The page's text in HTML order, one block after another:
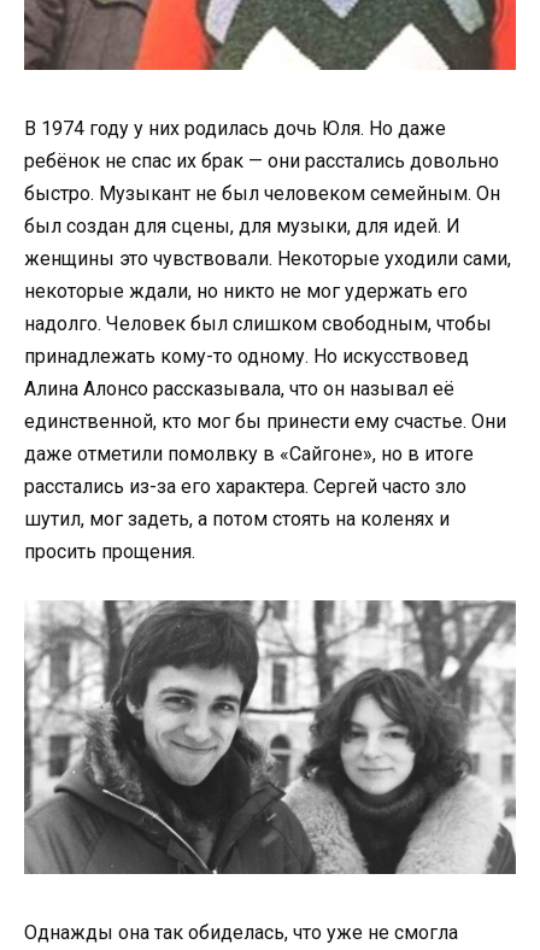
В 1974 году у них родилась дочь Юля. Но даже
ребёнок не спас их брак — они расстались довольно
быстро. Музыкант не был человеком семейным. Он
был создан для сцены, для музыки, для идей. И
женщины это чувствовали. Некоторые уходили сами,
некоторые ждали, но никто не мог удержать его
надолго. Человек был слишком свободным, чтобы
принадлежать кому-то одному. Но искусствовед
Алина Алонсо рассказывала, что он называл её
единственной, кто мог бы принести ему счастье. Они
даже отметили помолвку в «Сайгоне», но в итоге
расстались из-за его характера. Сергей часто зло
шутил, мог задеть, а потом стоять на коленях и
просить прощения.
Однажды она так обиделась, что уже не смогла